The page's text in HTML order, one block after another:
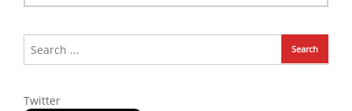
Twitter